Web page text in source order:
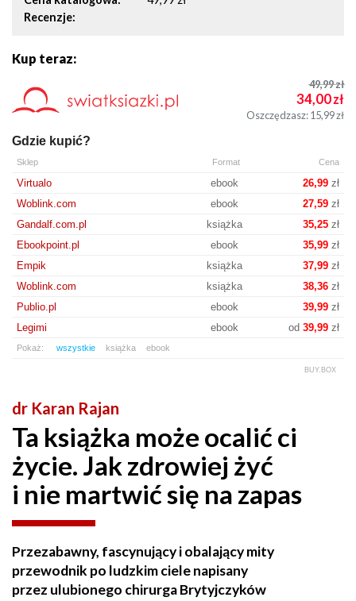
Recenzje
Kup teraz:
49,99zł
34,00zł
Oszczędzasz: 15,99zł
Gdzie kupić?
Sklep Format Cena
Virtualo ebook 26,99zł
Woblink.com
ebook 27,59zł
Gandalf.com.pl
książka 35,25zł
Ebookpoint.pl
ebook 35,99zł
Empik
książka 37,99zł
Woblink.com
książka 38,36zł
Publio.pl
ebook 39,99zł
Legimi
ebook od 39,99zł
Pokaż: wszystkie książka ebook
BUY.BOX
dr Karan Rajan
Ta książka może ocalić ci
życie. Jak zdrowiej żyć
i nie martwić się na zapas
Przezabawny, fascynujący i obalający mity
przewodnik po ludzkim ciele napisany
przez ulubionego chirurga Brytyjczyków